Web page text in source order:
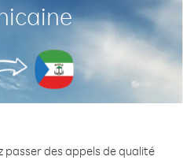
passer des appels de qualité